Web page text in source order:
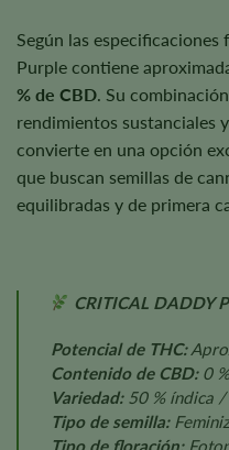
Según las
Purple contiene
% de CBD . Su
rendimientos sustanciales
convierte en una opción
que buscan semillas de
equilibradas y de primera
CRITICAL DADDY
Potencial de THC:
Contenido de CBD:0 %
Variedad:50 % índica /
Tipo de semilla:
Tipo de floración: